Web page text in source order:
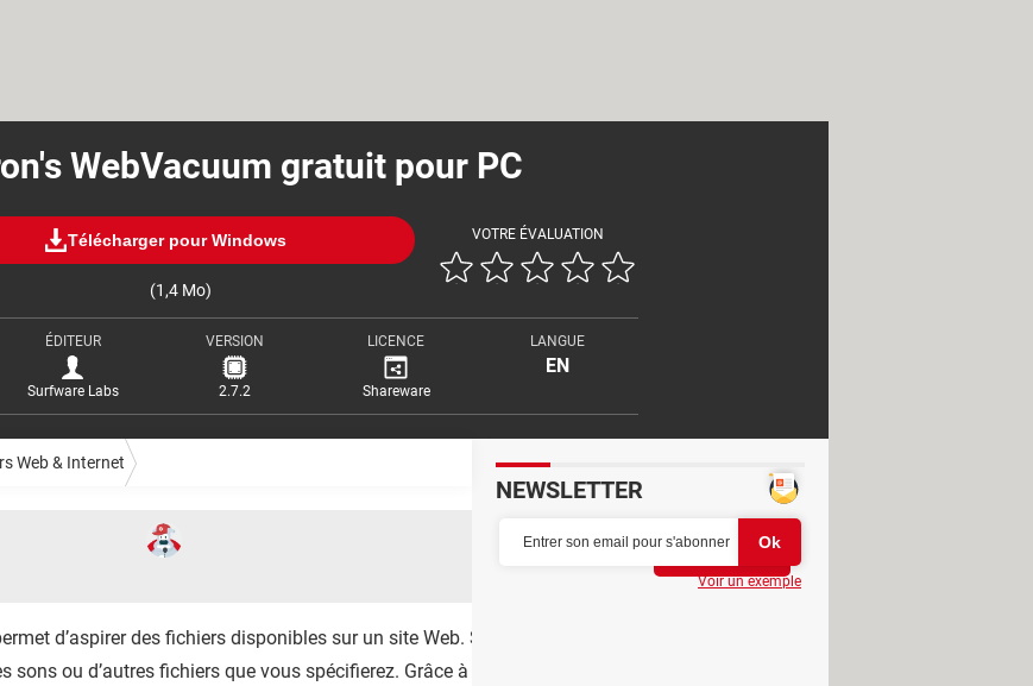
WebVacuum gratuit pour PC
Télécharger pour Windows
(1,4 Mo)
VOTRE ÉVALUATION
ÉDITEUR
Surfware Labs
VERSION
2.7.2
LICENCE
Shareware
LANGUE
EN
Web & Internet
d’aspirer des fichiers disponibles sur un site Web. Suivant vos exigences, vous pouvez le
sons ou d’autres fichiers que vous spécifierez. Grâce à ses fonctionnalités avancées, Aaron's
NEWSLETTER
Voir un exemple